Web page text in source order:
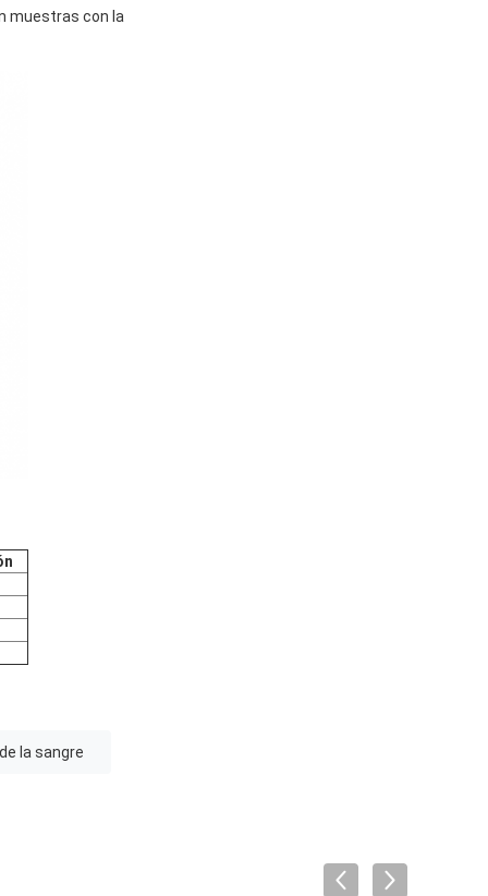
muestras con la
la sangre